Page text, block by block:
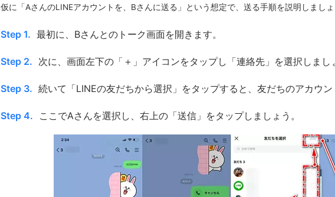
仮に「AさんのLINEアカウントを、Bさんに送る」という想定で、送る手順を説明しましょ
Step 1. 最初に、Bさんとのトーク画面を開きます。
Step 2. 次に、画面左下の「＋」アイコンをタップし「連絡先」を選択しまし
Step 3. 続いて「LINEの友だちから選択」をタップすると、友だちのアカウン
Step 4. ここでAさんを選択し、右上の「送信」をタップしましょう。